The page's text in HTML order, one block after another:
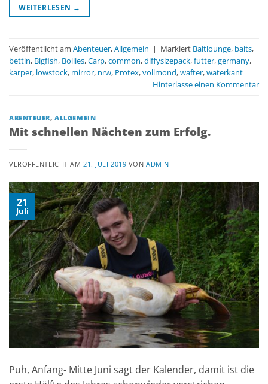
WEITERLESEN →
Veröffentlicht am Abenteuer,Allgemein | Markiert Baitlounge, baits,
bettin, Bigfish, Boilies,Carp,common,diffysizepack,futter,germany,
karper, lowstock, mirror, nrw, Protex,vollmond,wafter,waterkant
Hinterlasse einen Kommentar
ABENTEUER,ALLGEMEIN
Mit schnellen Nächten zum Erfolg.
VERÖFFENTLICHT AM 21. JULI 2019 VONADMIN
21
Juli
Puh, Anfang- Mitte Juni sagt der Kalender, damit ist die